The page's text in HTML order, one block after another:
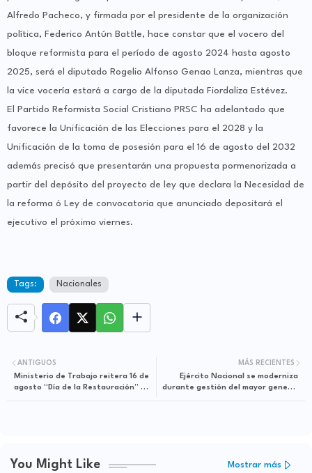
Alfredo Pacheco, y firmada por el presidente de la organización
política, Federico Antún Battle, hace constar que el vocero del
bloque reformista para el período de agosto 2024 hasta agosto
2025, será el diputado Rogelio Alfonso Genao Lanza, mientras que
la vice vocería estará a cargo de la diputada Fiordaliza Estévez.
El Partido Reformista Social Cristiano PRSC ha adelantado que
favorece la Unificación de las Elecciones para el 2028 y la
Unificación de la toma de posesión para el 16 de agosto del 2032
además precisó que presentarán una propuesta pormenorizada a
partir del depósito del proyecto de ley que declara la Necesidad de
la reforma ó Ley de convocatoria que anunciado depositará el
ejecutivo el próximo viernes.
Tags: Nacionales
MÁS RECIENTES
Ejército Nacional se moderniza
durante gestión del mayor general
ANTIGUOS
Ministerio de Trabajo reitera 16 de
agosto “Día de la Restauración” no
You Might Like Mostrar más